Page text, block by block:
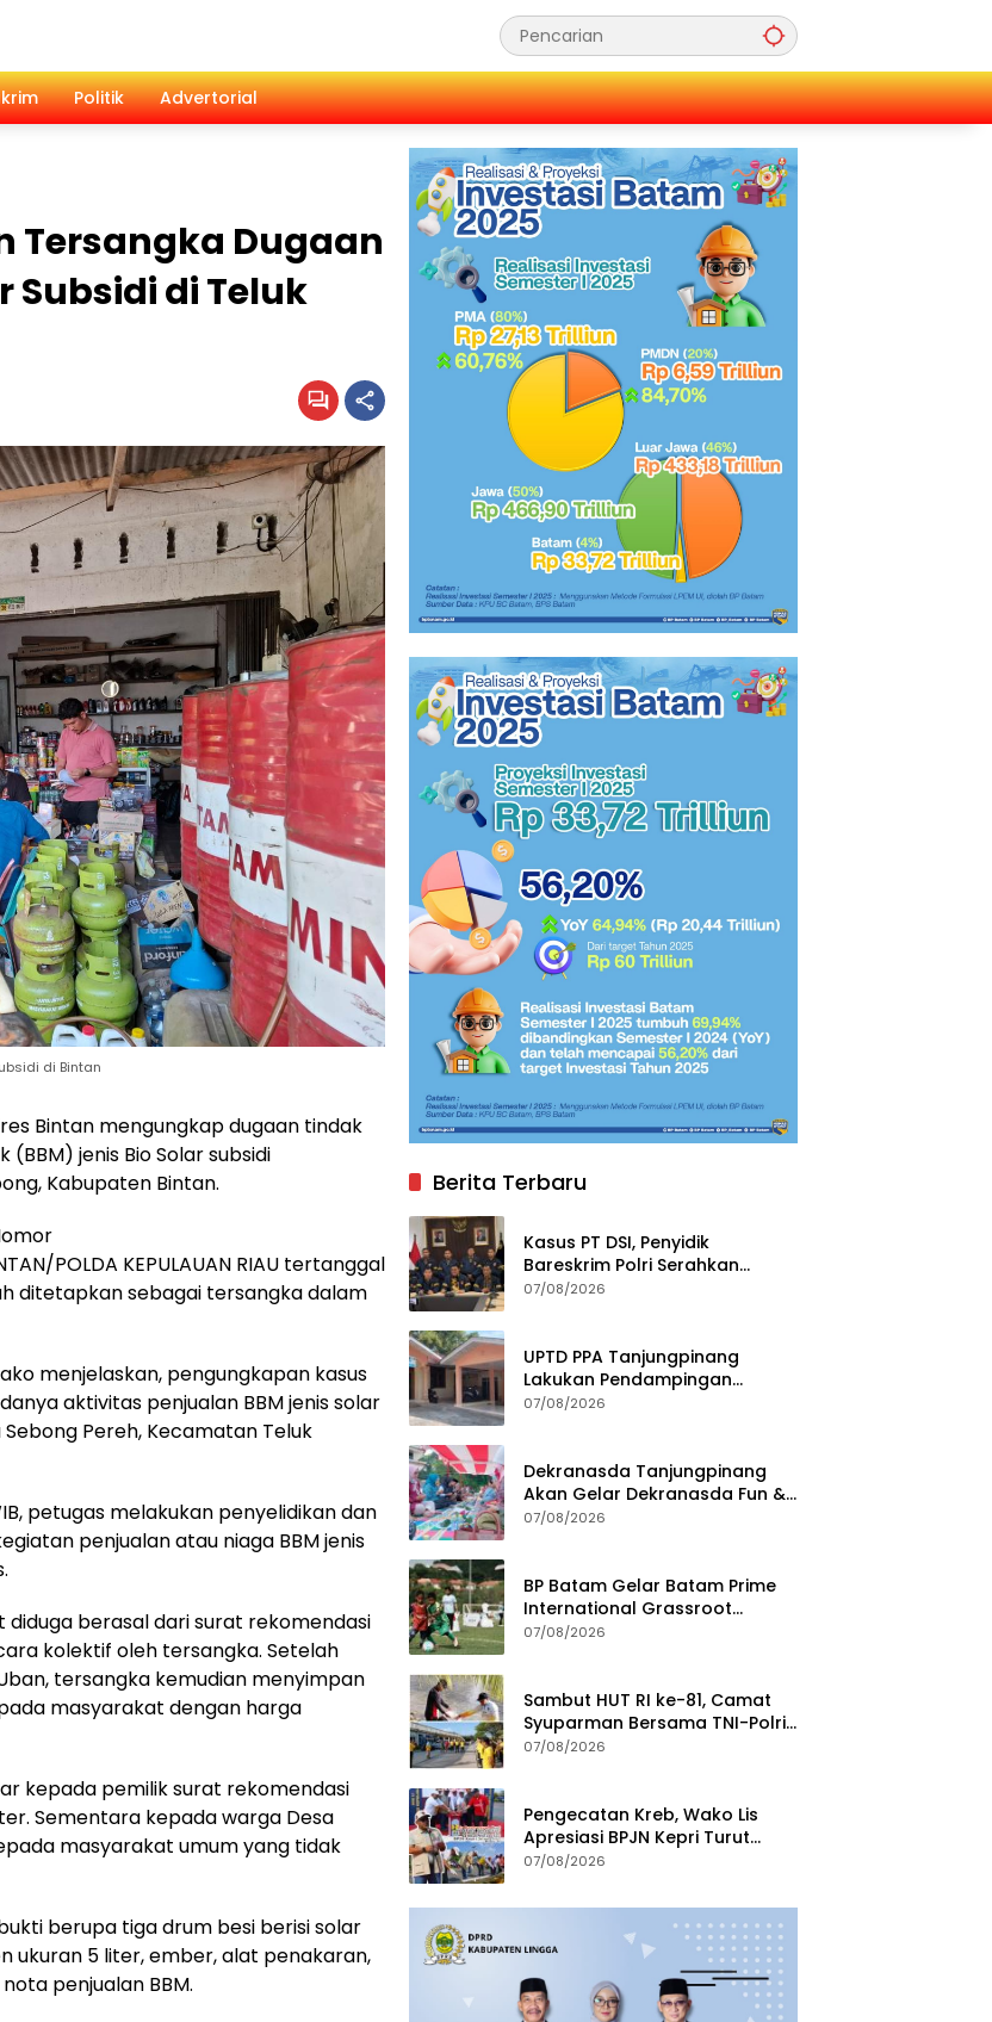
Politik Advertorial
Tersangka Dugaan
di Teluk
di Bintan
Bintan mengungkap dugaan tindak
jenis Bio Solar subsidi
Kabupaten Bintan.
POLDA KEPULAUAN RIAU tertanggal
ditetapkan sebagai tersangka dalam
menjelaskan, pengungkapan kasus
aktivitas penjualan BBM jenis solar
Pereh, Kecamatan Teluk
petugas melakukan penyelidikan dan
penjualan atau niaga BBM jenis
diduga berasal dari surat rekomendasi
kolektif oleh tersangka. Setelah
tersangka kemudian menyimpan
masyarakat dengan harga
kepada pemilik surat rekomendasi
Sementara kepada warga Desa
masyarakat umum yang tidak
berupa tiga drum besi berisi solar
ukuran 5 liter, ember, alat penakaran,
penjualan BBM.
Berita Terbaru
Kasus PT DSI, Penyidik
Bareskrim Polri Serahkan
Berkas dan Tersangka AS ke
07/08/2026
UPTD PPA Tanjungpinang
Lakukan Pendampingan
Intensif Siswi SMP Korban
07/08/2026
Dekranasda Tanjungpinang
Akan Gelar Dekranasda Fun &
Run 2026 di Kawasan Gedung
07/08/2026
BP Batam Gelar Batam Prime
International Grassroot
Football Festival 2026
07/08/2026
Sambut HUT RI ke-81, Camat
Syuparman Bersama TNI-Polri
dan Instansi Goro di Pantai
07/08/2026
Pengecatan Kreb, Wako Lis
Apresiasi BPJN Kepri Turut
Jaga Kebersihan dan
07/08/2026